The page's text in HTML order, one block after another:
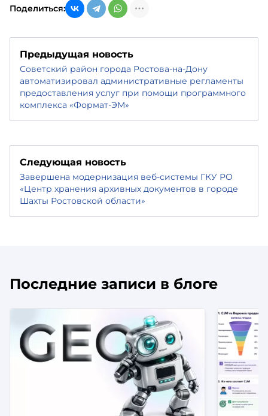
Поделиться:
Предыдущая новость
Советский район города Ростова-на-Дону
автоматизировал административные регламенты
предоставления услуг при помощи программного
комплекса «Формат-ЭМ»
Следующая новость
Завершена модернизация веб-системы ГКУ РО
«Центр хранения архивных документов в городе
Шахты Ростовской области»
Последние записи в блоге